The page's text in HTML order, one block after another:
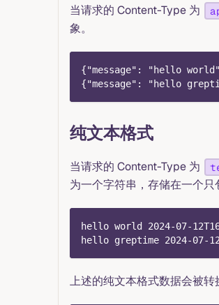
当请求的 Content-Type 为
象。
{"message": "hello
{"message": "hello
纯文本格式
当请求的 Content-Type 为
为一个字符串，存储在一个只
hello world 2024-07-
hello greptime 2024-07-
上述的纯文本格式数据会被转